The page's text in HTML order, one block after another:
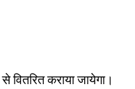
वितरित कराया जायेगा।